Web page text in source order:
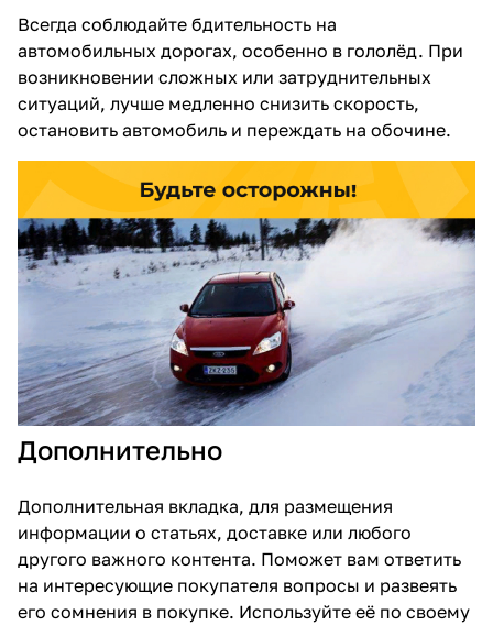
Всегда соблюдайте бдительность на
автомобильных дорогах, особенно в гололёд. При
возникновении сложных или затруднительных
ситуаций, лучше медленно снизить скорость,
остановить автомобиль и переждать на обочине.
Дополнительно
Дополнительная вкладка, для размещения
информации о статьях, доставке или любого
другого важного контента. Поможет вам ответить
на интересующие покупателя вопросы и развеять
его сомнения в покупке. Используйте её по своему